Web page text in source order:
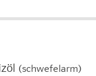
(schwefelarm)